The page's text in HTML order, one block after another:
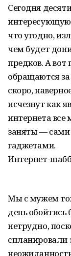
Сегодня
интересующую
что угодно,
чем будет
предков. А
обращаются
скоро,
исчезнут как
интернета все
заняты —
гаджетами.
Интернет-
Мы с мужем
день обойтись
нетрудно,
спланировали